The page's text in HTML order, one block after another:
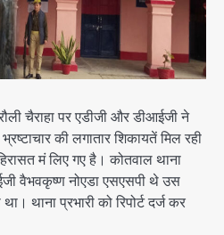
चैराहा पर एडीजी और डीआईजी ने
की लगातार शिकायतें मिल रही
मं लिए गए है। कोतवाल थाना
वैभवकृष्ण नोएडा एसएसपी थे उस
थाना प्रभारी को रिपोर्ट दर्ज कर